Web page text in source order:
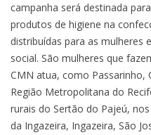
campanha será destinada
produtos de higiene na
distribuídas para as mulheres
social. São mulheres que
CMN atua, como Passarinho,
Região Metropolitana do
rurais do Sertão do Pajeú,
da Ingazeira, Ingazeira, São